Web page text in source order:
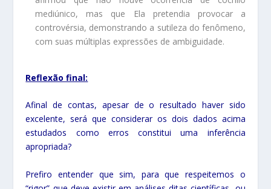
mediúnico, mas que Ela pretendia provocar a
controvérsia, demonstrando a sutileza do fenômeno,
com suas múltiplas expressões de ambiguidade.
Reflexão final:
Afinal de contas, apesar de o resultado haver sido
excelente, será que considerar os dois dados acima
estudados como erros constitui uma inferência
apropriada?
Prefiro entender que sim, para que respeitemos o